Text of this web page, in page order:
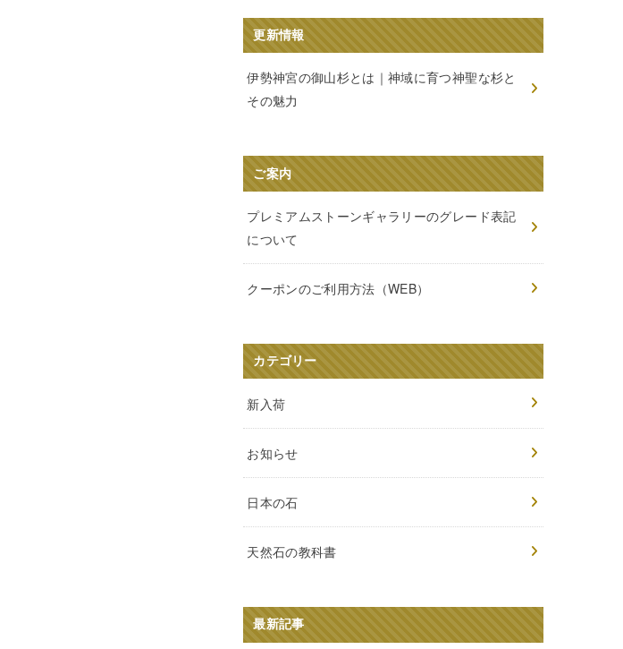
更新情報
伊勢神宮の御山杉とは｜神域に育つ神聖な杉と
その魅力
ご案内
プレミアムストーンギャラリーのグレード表記
について
クーポンのご利用方法（WEB）
カテゴリー
新入荷
お知らせ
日本の石
天然石の教科書
最新記事